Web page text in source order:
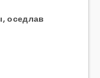
оседлав